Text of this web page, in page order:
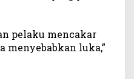
pelaku mencakar
menyebabkan luka,”